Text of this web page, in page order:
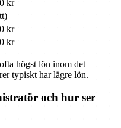
kr
kr
kr
högst lön inom det
typiskt har lägre lön.
och hur ser